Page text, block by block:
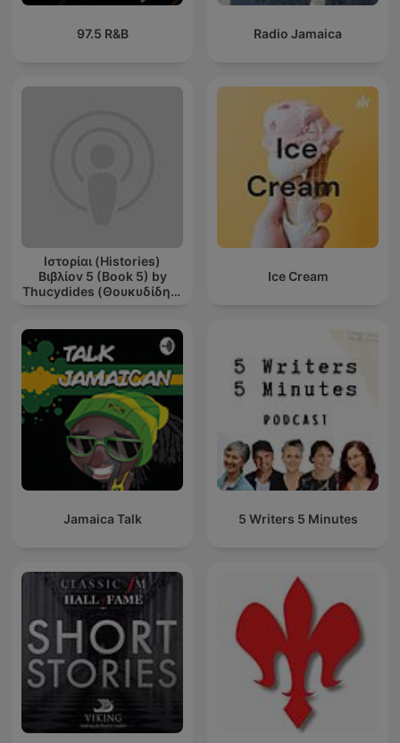
97.5 R&B Radio Jamaica
Ιστορίαι (Histories)
Βιβλίοv 5 (Book 5) by
Thucydides (Θουκυδίδης)
Ice Cream
Jamaica Talk 5 Writers 5 Minutes